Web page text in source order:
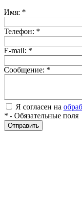
Имя: *
Телефон: *
E-mail: *
Сообщение: *
Я согласен на
* - Обязательные поля
Отправить